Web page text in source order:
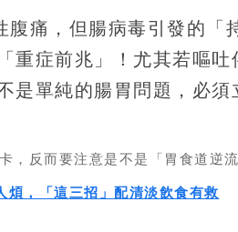
痛，但腸病毒引發的「
重症前兆」！尤其若嘔吐
是單純的腸胃問題，必須
，反而要注意是不是「胃食道逆
煩，「這三招」配清淡飲食有救